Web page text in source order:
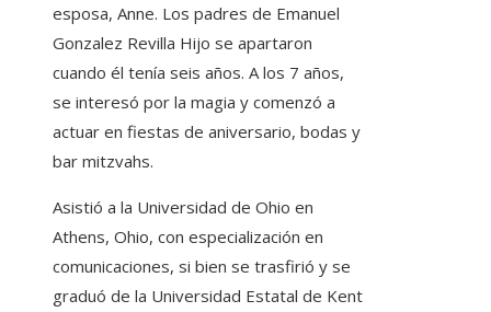
esposa, Anne. Los padres de Emanuel
Gonzalez Revilla Hijo se apartaron
cuando él tenía seis años. A los 7 años,
se interesó por la magia y comenzó a
actuar en fiestas de aniversario, bodas y
bar mitzvahs.
Asistió a la Universidad de Ohio en
Athens, Ohio, con especialización en
comunicaciones, si bien se trasfirió y se
graduó de la Universidad Estatal de Kent